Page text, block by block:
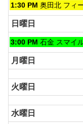
土
曜
日,
8
月
8th
2026
1:30 PM 奥田北 フィ
日曜日
日
曜
日,
8
月
9th
2026
3:00 PM 石金 スマイ
月曜日
火曜日
水曜日